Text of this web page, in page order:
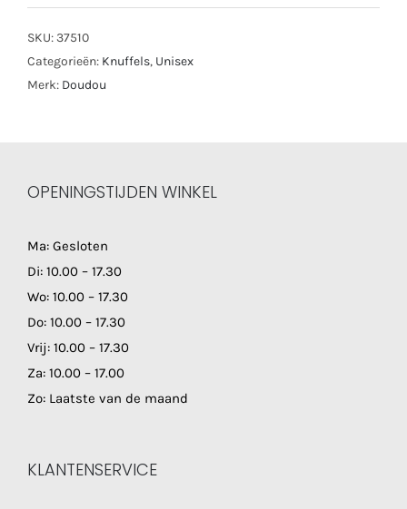
SKU:37510
Categorieën: Knuffels, Unisex
Merk: Doudou
OPENINGSTIJDEN WINKEL
Ma: Gesloten
Di: 10.00 – 17.30
Wo: 10.00 – 17.30
Do: 10.00 – 17.30
Vrij: 10.00 – 17.30
Za: 10.00 – 17.00
Zo: Laatste van de maand
KLANTENSERVICE